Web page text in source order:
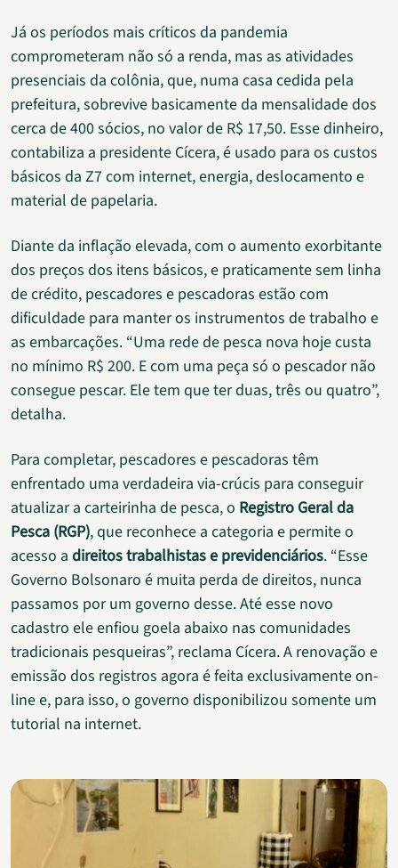
Já os períodos mais críticos da pandemia
comprometeram não só a renda, mas as atividades
presenciais da colônia, que, numa casa cedida pela
prefeitura, sobrevive basicamente da mensalidade dos
cerca de 400 sócios, no valor de R$ 17,50. Esse dinheiro,
contabiliza a presidente Cícera, é usado para os custos
básicos da Z7 com internet, energia, deslocamento e
material de papelaria.
Diante da inflação elevada, com o aumento exorbitante
dos preços dos itens básicos, e praticamente sem linha
de crédito, pescadores e pescadoras estão com
dificuldade para manter os instrumentos de trabalho e
as embarcações. “Uma rede de pesca nova hoje custa
no mínimo R$ 200. E com uma peça só o pescador não
consegue pescar. Ele tem que ter duas, três ou quatro”,
detalha.
Para completar, pescadores e pescadoras têm
enfrentado uma verdadeira via-crúcis para conseguir
atualizar a carteirinha de pesca, o Registro Geral da
Pesca (RGP), que reconhece a categoria e permite o
acesso a direitos trabalhistas e previdenciários. “Esse
Governo Bolsonaro é muita perda de direitos, nunca
passamos por um governo desse. Até esse novo
cadastro ele enfiou goela abaixo nas comunidades
tradicionais pesqueiras”, reclama Cícera. A renovação e
emissão dos registros agora é feita exclusivamente on-
line e, para isso, o governo disponibilizou somente um
tutorial na internet.